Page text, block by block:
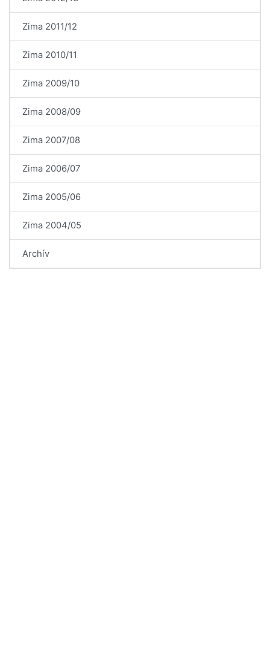
Zima 2011/12
Zima 2010/11
Zima 2009/10
Zima 2008/09
Zima 2007/08
Zima 2006/07
Zima 2005/06
Zima 2004/05
Archív